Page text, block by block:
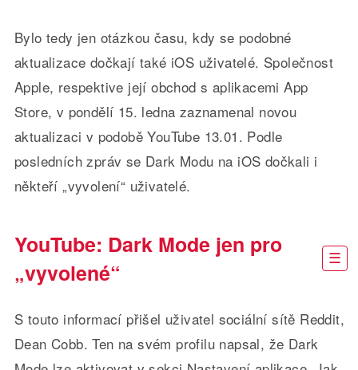
Bylo tedy jen otázkou času, kdy se podobné
aktualizace dočkají také iOS uživatelé. Společnost
Apple, respektive její obchod s aplikacemi App
Store, v pondělí 15. ledna zaznamenal novou
aktualizaci v podobě YouTube 13.01. Podle
posledních zpráv se Dark Modu na iOS dočkali i
někteří „vyvolení“ uživatelé.
YouTube: Dark Mode jen pro
„vyvolené“
S touto informací přišel uživatel sociální sítě Reddit,
Dean Cobb. Ten na svém profilu napsal, že Dark